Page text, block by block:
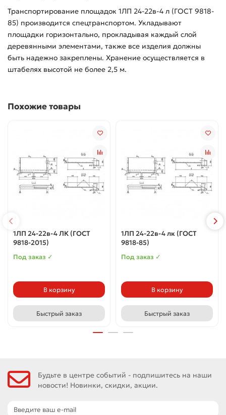
Транспортирование площадок 1ЛП 24-22в-4 л (ГОСТ 9818-
85) производится спецтранспортом. Укладывают
площадки горизонтально, прокладывая каждый слой
деревянными элементами, также все изделия должны
быть надежно закреплены. Хранение осуществляется в
штабелях высотой не более 2,5 м.
Похожие товары
1ЛП 24-22в-4 ЛК (ГОСТ
9818-2015)
Под заказ ✓
В корзину
Быстрый заказ
1ЛП 24-22в-4 лк (ГОСТ
9818-85)
Под заказ ✓
В корзину
Быстрый заказ
Будьте в центре событий - подпишитесь на наши
новости! Новинки, скидки, акции.